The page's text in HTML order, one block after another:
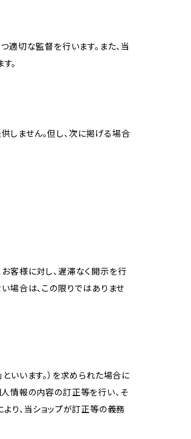
適切な監督を行います。また、当
。
しません。但し、次に掲げる場合
客様に対し、遅滞なく開示を行
場合は、この限りではありませ
いいます。）を求められた場合に
情報の内容の訂正等を行い、そ
り、当ショップが訂正等の義務